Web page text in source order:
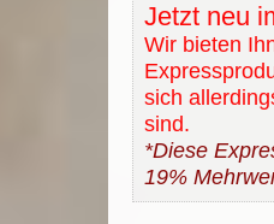
Jetzt neu
Wir bieten
sich
sind.
*Diese
19%